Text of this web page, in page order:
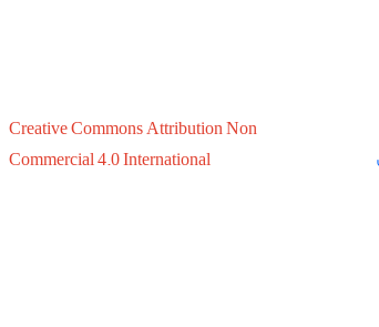
Creative Commons Attribution Non
Commercial 4.0 International